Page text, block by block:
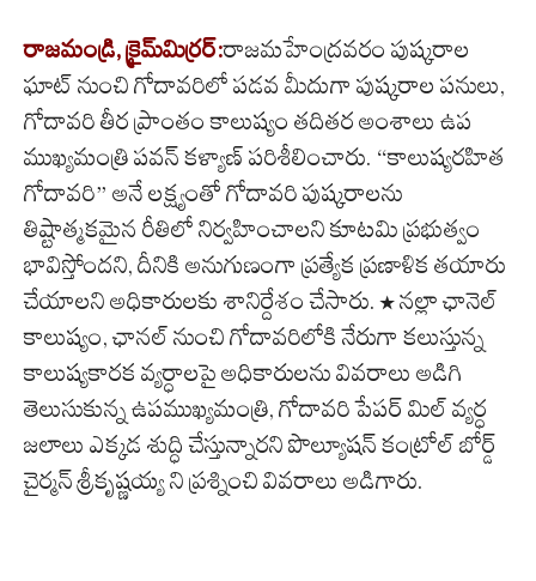
రాజమండ్రి, క్రైమ్‌మిర్ర‌ర్‌:రాజమహేంద్రవరం పుష్కరాల
ఘాట్ నుంచి గోదావరిలో పడవ మీదుగా పుష్కరాల పనులు,
గోదావరి తీర ప్రాంతం కాలుష్యం తదితర అంశాలు ఉప
ముఖ్యమంత్రి పవన్ కళ్యాణ్ పరిశీలించారు. “కాలుష్యరహిత
గోదావరి” అనే లక్ష్యంతో గోదావరి పుష్కరాలను
తిష్టాత్మకమైన రీతిలో నిర్వహించాలని కూటమి ప్రభుత్వం
భావిస్తోందని, దీనికి అనుగుణంగా ప్రత్యేక ప్రణాళిక తయారు
చేయాలని అధికారులకు శానిర్దేశం చేసారు. * నల్లా ఛానెల్
కాలుష్యం, ఛానల్ నుంచి గోదావరిలోకి నేరుగా కలుస్తున్న
కాలుష్యకారక వ్యర్ధాలపై అధికారులను వివరాలు అడిగి
తెలుసుకున్న ఉపముఖ్యమంత్రి, గోదావరి పేపర్ మిల్ వ్యర్ధ
జలాలు ఎక్కడ శుద్ధి చేస్తున్నారని పొల్యూషన్ కంట్రోల్ బోర్డ్
చైర్మన్ శ్రీకృష్ణయ్య ని ప్రశ్నించి వివరాలు అడిగారు.